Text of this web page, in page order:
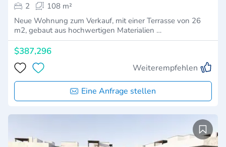
2
108 m²
Neue Wohnung zum Verkauf, mit einer Terrasse von 26
m2, gebaut aus hochwertigen Materialien …
$387,296
Weiterempfehlen
Eine Anfrage stellen